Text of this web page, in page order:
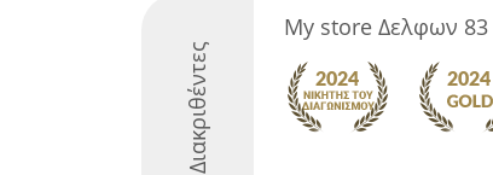
Διακριθέντες
My store Δελφων 83